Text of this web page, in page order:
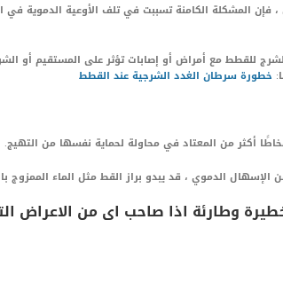
المشكلة الكامنة تسببت في تلف الأوعية الدموية في
للقطط مع أمراض أو إصابات تؤثر على المستقيم أو
خطورة سرطان الغدد الشرجية عند القطط
مخاطًا أكثر من المعتاد في محاولة لحماية نفسها من التهيج.
الإسهال الدموي ، قد يبدو براز القط مثل الماء الممزوج
وطارئة اذا صاحب اى من الاعراض